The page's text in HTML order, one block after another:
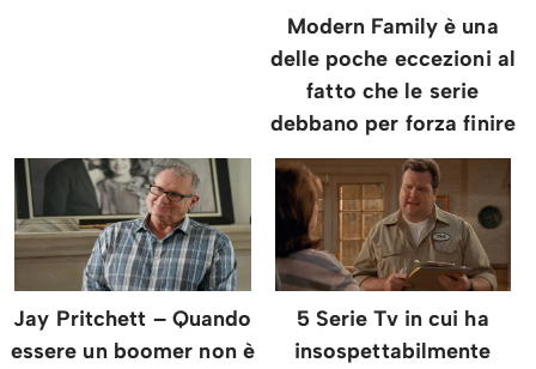
Modern Family è una
delle poche eccezioni al
fatto che le serie
debbano per forza finire
Jay Pritchett – Quando
essere un boomer non è
5 Serie Tv in cui ha
insospettabilmente